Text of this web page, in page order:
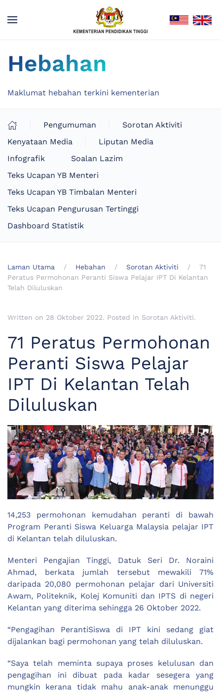
Hebahan
Maklumat hebahan terkini kementerian
Pengumuman
Sorotan Aktiviti
Kenyataan Media
Liputan Media
Infografik
Soalan Lazim
Teks Ucapan YB Menteri
Teks Ucapan YB Timbalan Menteri
Teks Ucapan Pengurusan Tertinggi
Dashboard Statistik
Laman Utama Hebahan Sorotan Aktiviti
71
Peratus Permohonan Peranti Siswa Pelajar IPT Di Kelantan
Telah Diluluskan
Written on 28 Oktober 2022. Posted in Sorotan Aktiviti.
71 Peratus Permohonan
Peranti Siswa Pelajar
IPT Di Kelantan Telah
Diluluskan
14,253 permohonan kemudahan peranti di bawah
Program Peranti Siswa Keluarga Malaysia pelajar IPT
di Kelantan telah diluluskan.
Menteri Pengajian Tinggi, Datuk Seri Dr. Noraini
Ahmad, berkata jumlah tersebut mewakili 71%
daripada 20,080 permohonan pelajar dari Universiti
Awam, Politeknik, Kolej Komuniti dan IPTS di negeri
Kelantan yang diterima sehingga 26 Oktober 2022.
“Pengagihan PerantiSiswa di IPT kini sedang giat
dijalankan bagi permohonan yang telah diluluskan.
“Saya telah meminta supaya proses kelulusan dan
pengagihan ini dibuat pada kadar sesegera yang
mungkin kerana tidak mahu anak-anak menunggu